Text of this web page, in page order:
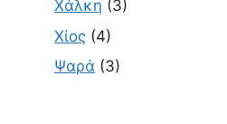
Χάλκη (3)
Χίος (4)
Ψαρά (3)